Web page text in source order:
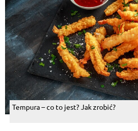
Tempura – co to jest? Jak zrobić?